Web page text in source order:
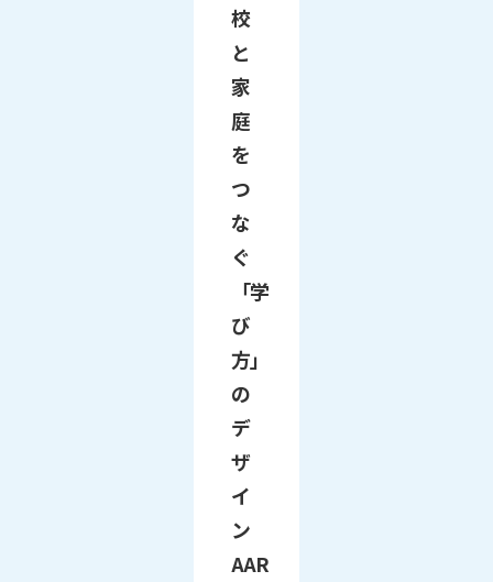
校
と
家
庭
を
つ
な
ぐ
「学
び
方」
の
デ
ザ
イ
ン
AAR